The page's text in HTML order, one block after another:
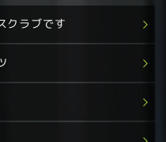
クラブです